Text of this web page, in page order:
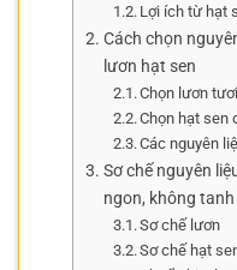
Lợi ích từ hạt
Cách chọn
lươn hạt sen
Chọn lươn tươi
Chọn hạt sen
Các nguyên
Sơ chế nguyên
ngon, không tanh
Sơ chế lươn
Sơ chế hạt